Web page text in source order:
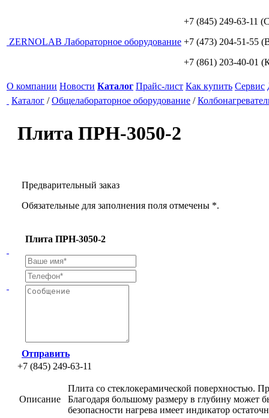
ZERNOLAB Лабораторное оборудование
+7 (845) 249-63-11
+7 (473) 204-51-55
+7 (861) 203-40-01
О компании Новости Каталог Прайс-лист Как купить Сервис
Каталог /Общелабораторное оборудование /
Плита ПРН-3050-2
Предварительный заказ
Обязательные для заполнения поля отмечены *.
Плита ПРН-3050-2
Отправить
+7 (845) 249-63-11
Описание
Плита со стеклокерамической поверхностью.
Благодаря большому размеру в глубину
безопасности нагрева имеет индикатор